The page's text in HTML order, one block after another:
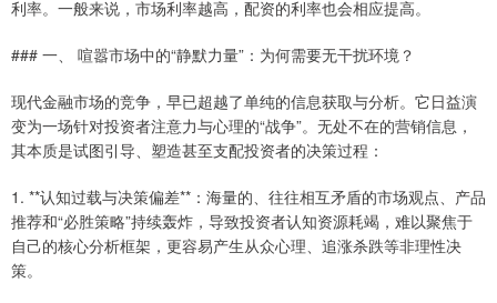
利率。一般来说，市场利率越高，配资的利率也会相应提高。
### 一、 喧嚣市场中的“静默力量”：为何需要无干扰环境？
现代金融市场的竞争，早已超越了单纯的信息获取与分析。它日益演
变为一场针对投资者注意力与心理的“战争”。无处不在的营销信息，
其本质是试图引导、塑造甚至支配投资者的决策过程：
1. **认知过载与决策偏差**：海量的、往往相互矛盾的市场观点、产品
推荐和“必胜策略”持续轰炸，导致投资者认知资源耗竭，难以聚焦于
自己的核心分析框架，更容易产生从众心理、追涨杀跌等非理性决
策。